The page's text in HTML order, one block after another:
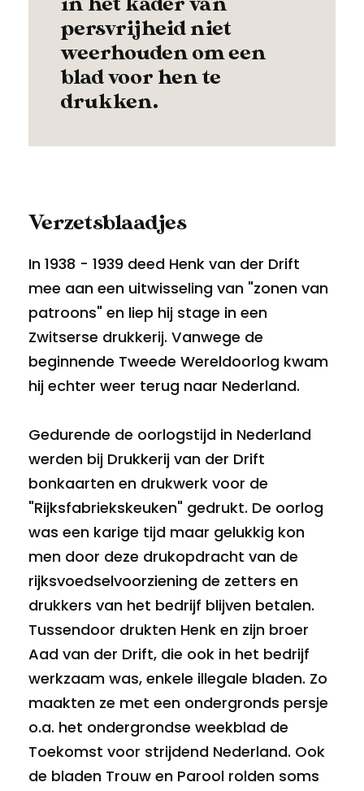
persvrijheid niet
weerhouden om een
blad voor hen te
drukken.
Verzetsblaadjes
In 1938 - 1939 deed Henk van der Drift
mee aan een uitwisseling van "zonen van
patroons" en liep hij stage in een
Zwitserse drukkerij. Vanwege de
beginnende Tweede Wereldoorlog kwam
hij echter weer terug naar Nederland.
Gedurende de oorlogstijd in Nederland
werden bij Drukkerij van der Drift
bonkaarten en drukwerk voor de
"Rijksfabriekskeuken" gedrukt. De oorlog
was een karige tijd maar gelukkig kon
men door deze drukopdracht van de
rijksvoedselvoorziening de zetters en
drukkers van het bedrijf blijven betalen.
Tussendoor drukten Henk en zijn broer
Aad van der Drift, die ook in het bedrijf
werkzaam was, enkele illegale bladen. Zo
maakten ze met een ondergronds persje
o.a. het ondergrondse weekblad de
Toekomst voor strijdend Nederland. Ook
de bladen Trouw en Parool rolden soms